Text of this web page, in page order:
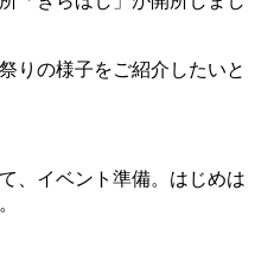
りの様子をご紹介したいと
、イベント準備。はじめは